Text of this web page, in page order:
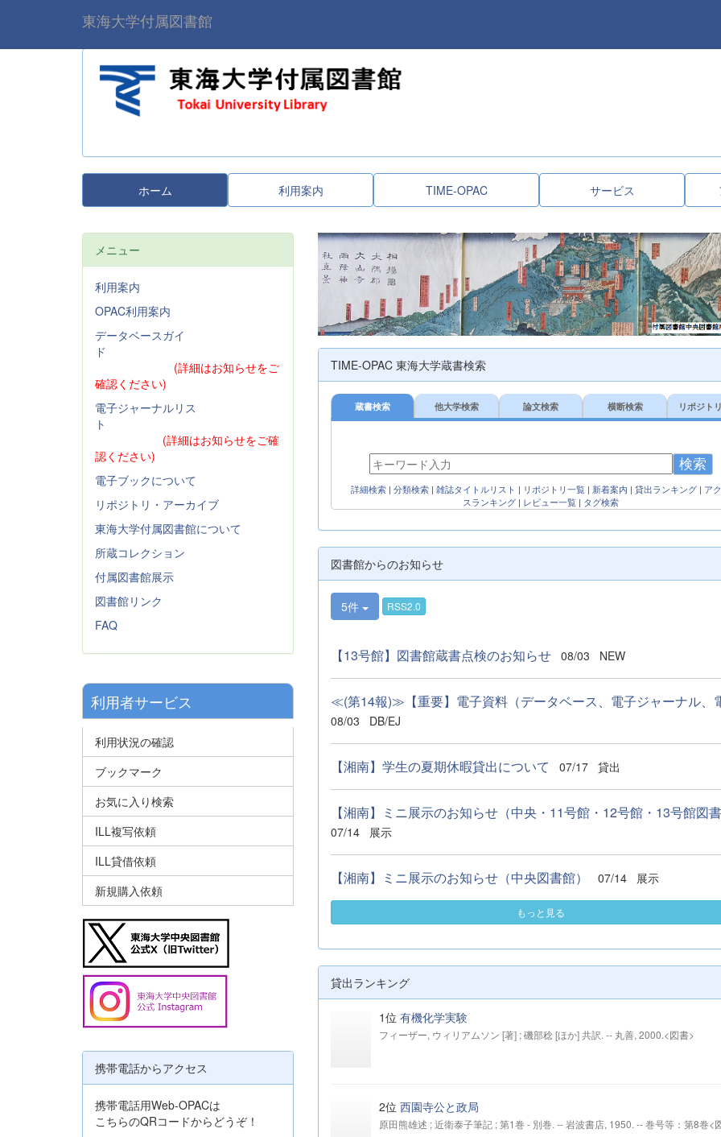
東海大学付属図書館
ホーム 利用案内 TIME-OPAC サービス
TIME-OPAC 東海大学蔵書検索
蔵書検索 他大学検索 論文検索 横断検索 リポジト
検索
詳細検索 分類検索 雑誌タイトルリスト リポジトリ一覧 新着案内 貸出ランキング
ア
スランキング
レビュー一覧 タグ検索
図書館からのお知らせ
5件 RSS2.0
【13号館】図書館蔵書点検のお知らせ 08/03 NEW
≪(第14報)≫【重要】電子資料（データベース、電子ジャーナル、
08/03 DB/EJ
【湘南】学生の夏期休暇貸出について 07/17 貸出
【湘南】ミニ展示のお知らせ（中央・11号館・12号館・13号館図書
07/14 展示
【湘南】ミニ展示のお知らせ（中央図書館） 07/14 展示
もっと見る
貸出ランキング
1位 有機化学実験
フィーザー, ウィリアムソン [著] ; 磯部稔 [ほか] 共訳. -- 丸善, 2000.<図書>
2位 西園寺公と政局
原田熊雄述 ; 近衛泰子筆記 ; 第1巻 - 別巻. -- 岩波書店, 1950. -- 巻号等：第8巻<
メニュー
利用案内
OPAC利用案内
データベースガイ
ド
(詳細はお知らせをご
確認ください)
電子ジャーナルリス
ト
(詳細はお知らせをご確
認ください)
電子ブックについて
リポジトリ・アーカイブ
東海大学付属図書館について
所蔵コレクション
付属図書館展示
図書館リンク
FAQ
利用者サービス
利用状況の確認
ブックマーク
お気に入り検索
ILL複写依頼
ILL貸借依頼
新規購入依頼
携帯電話からアクセス
携帯電話用Web-OPACは
こちらのQRコードからどうぞ！